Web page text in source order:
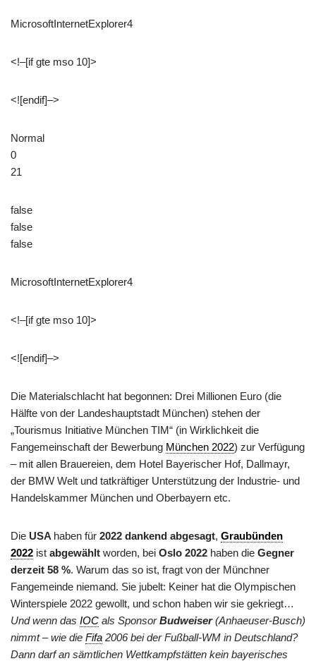
MicrosoftInternetExplorer4
<!–[if gte mso 10]>
<![endif]–>
Normal
0
21
false
false
false
MicrosoftInternetExplorer4
<!–[if gte mso 10]>
<![endif]–>
Die Materialschlacht hat begonnen: Drei Millionen Euro (die
Hälfte von der Landeshauptstadt München) stehen der
„Tourismus Initiative München TIM“ (in Wirklichkeit die
Fangemeinschaft der Bewerbung München 2022) zur Verfügung
– mit allen Brauereien, dem Hotel Bayerischer Hof, Dallmayr,
der BMW Welt und tatkräftiger Unterstützung der Industrie- und
Handelskammer München und Oberbayern etc.
Die USA haben für 2022 dankend abgesagt, Graubünden
2022 ist abgewählt worden, bei Oslo 2022 haben die Gegner
derzeit 58 %. Warum das so ist, fragt von der Münchner
Fangemeinde niemand. Sie jubelt: Keiner hat die Olympischen
Winterspiele 2022 gewollt, und schon haben wir sie gekriegt…
Und wenn das IOC als SponsorBudweiser(Anhaeuser-Busch)
nimmt – wie die Fifa 2006 bei der Fußball-WM in Deutschland?
Dann darf an sämtlichen Wettkampfstätten kein bayerisches